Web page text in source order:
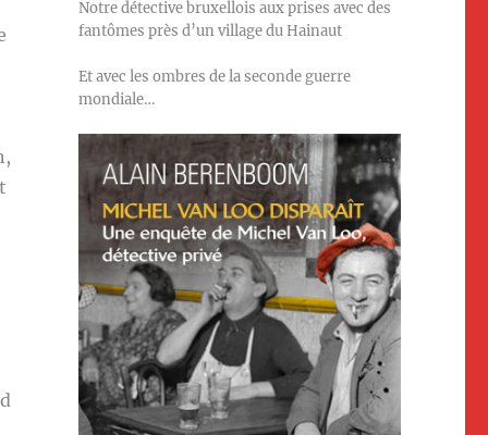
Notre détective bruxellois aux prises avec des
fantômes près d’un village du Hainaut
Et avec les ombres de la seconde guerre
mondiale…